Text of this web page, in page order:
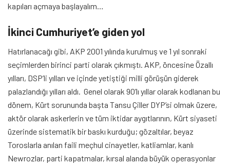
kapıları açmaya başlayalım…
İkinci Cumhuriyet’e giden yol
Hatırlanacağı gibi, AKP 2001 yılında kurulmuş ve 1 yıl sonraki
seçimlerden birinci parti olarak çıkmıştı. AKP, öncesine Özallı
yılları, DSP’li yılları ve içinde yetiştiği milli görüşün giderek
palazlandığı yılları aldı. Genel olarak 90’lı yıllar olarak kodlanan bu
dönem, Kürt sorununda başta Tansu Çiller DYP’si olmak üzere,
aktör olarak askerlerin ve tüm iktidar aygıtlarının, Kürt siyaseti
üzerinde sistematik bir baskı kurduğu; gözaltılar, beyaz
Toroslarla anılan faili meçhul cinayetler, katliamlar, kanlı
Newrozlar, parti kapatmalar, kırsal alanda büyük operasyonlar